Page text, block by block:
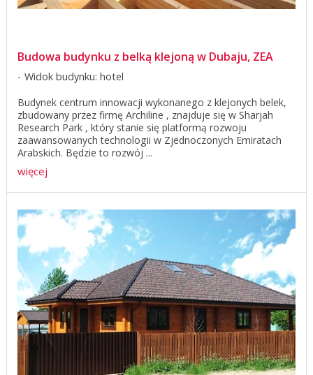
Budowa budynku z belką klejoną w Dubaju, ZEA
Widok budynku: hotel
Budynek centrum innowacji wykonanego z klejonych belek,
zbudowany przez firmę Archiline , znajduje się w Sharjah
Research Park , który stanie się platformą rozwoju
zaawansowanych technologii w Zjednoczonych Emiratach
Arabskich. Będzie to rozwój ...
więcej